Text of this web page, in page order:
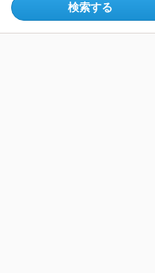
検索する